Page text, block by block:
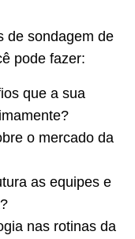
de sondagem de
pode fazer:
que a sua
o mercado da
as equipes e
nas rotinas da